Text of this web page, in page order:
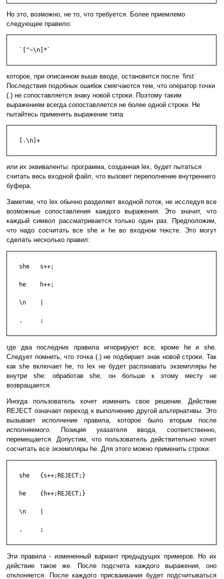
Но это, возможно, не то, что требуется. Более приемлемо
следующее правило:
   `[^~\n]*`
которое, при описанном выше вводе, остановится после `first`
Последствия подобных ошибок смягчаются тем, что оператор точки
(.) не сопоставляется знаку новой строки. Поэтому таким
выражениям всегда сопоставляется не более одной строки. Не
пытайтесь применять выражение типа
   [.\n]+
или их эквиваленты: программа, созданная lex, будет пытаться
считать весь входной файл, что вызовет переполнение внутреннего
буфера.
Заметим, что lex обычно разделяет входной поток, не исследуя все
возможные сопоставления каждого выражения. Это значит, что
каждый символ рассматривается только один раз. Предположим,
что надо сосчитать все she и he во входном тексте. Это могут
сделать несколько правил:
   she   s++;
   he    h++;
   \n    |
   .     ;
где два последних правила игнорируют все, кроме he и she.
Следует помнить, что точка (.) не подбирает знак новой строки. Так
как she включает he, то lex не будет распзнавать экземпляры he
внутри she: обработав she, он больше к этому месту не
возвращается.
Иногда пользователь хочет изменить свое решение. Действие
REJECT означает переход к выполнению другой альтернативы. Это
вызывает исполнение правила, которое было вторым после
исполняемого. Позиция указателя ввода, соответственно,
перемещается. Допустим, что пользователь действительно хочет
сосчитать все экземпляры he. Для этого можно применить строки:
   she   {s++;REJECT;}
   he    {h++;REJECT;}
   \n    |
   .     ;
Эти правила - измененный вариант предыдущих примеров. Но их
действие такое же. После подсчета каждого выражения, оно
отклоняется. После каждого присваивания будет подсчитываться